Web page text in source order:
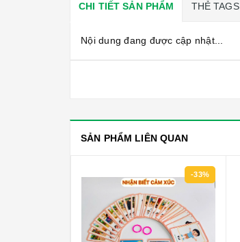
CHI TIẾT SẢN PHẨM THẺ TAGS
Nội dung đang được cập nhật...
SẢN PHẨM LIÊN QUAN
-33%